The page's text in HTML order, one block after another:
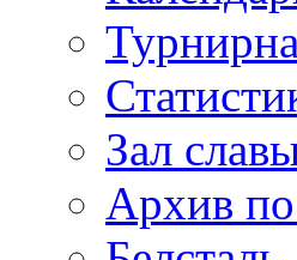
Зал
Архив